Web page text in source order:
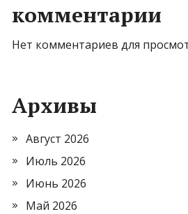
комментарии
Нет комментариев для
Архивы
Август 2026
Июль 2026
Июнь 2026
Май 2026